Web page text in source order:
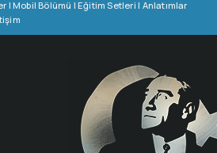
|Mobil Bölümü |Eğitim Setleri | Anlatımlar